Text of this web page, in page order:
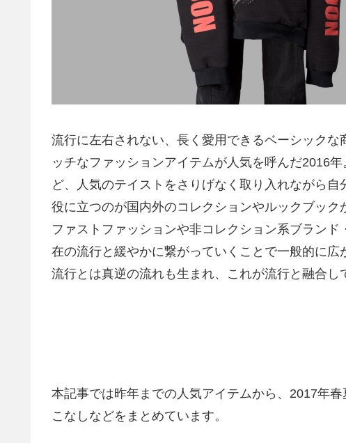
流行に左右されない、長く愛用できるベーシック
ッチなファッションアイテムが人気を呼んだ2016
ど、人気のテイストをさりげなく取り入れながら
役に立つのが国内外のコレクションやルックブッ
ファストファッションや非コレクション系ブラン
在の流行と緩やかに繋がっていくことで一般的に
流行とは真逆の流れも生まれ、これが流行と融合し
本記事では昨年までの人気アイテムから、2017年
こなしなどをまとめています。